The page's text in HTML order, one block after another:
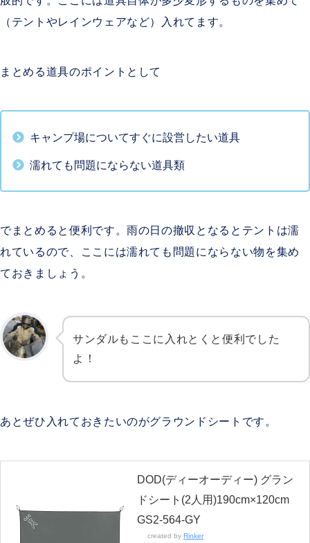
（テントやレインウェアなど）入れてます。
まとめる道具のポイントとして
キャンプ場についてすぐに設営したい道具
濡れても問題にならない道具類
でまとめると便利です。雨の日の撤収となるとテントは濡
れているので、ここには濡れても問題にならない物を集め
ておきましょう。
サンダルもここに入れとくと便利でした
よ！
あとぜひ入れておきたいのがグラウンドシートです。
DOD(ディーオーディー) グラン
ドシート(2人用)190cm×120cm
GS2-564-GY
created by Rinker